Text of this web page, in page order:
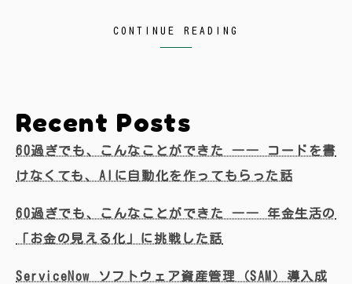
CONTINUE READING
Recent Posts
60過ぎでも、こんなことができた ―― コードを書
けなくても、AIに自動化を作ってもらった話
60過ぎでも、こんなことができた ―― 年金生活の
「お金の見える化」に挑戦した話
ServiceNow ソフトウェア資産管理（SAM）導入成